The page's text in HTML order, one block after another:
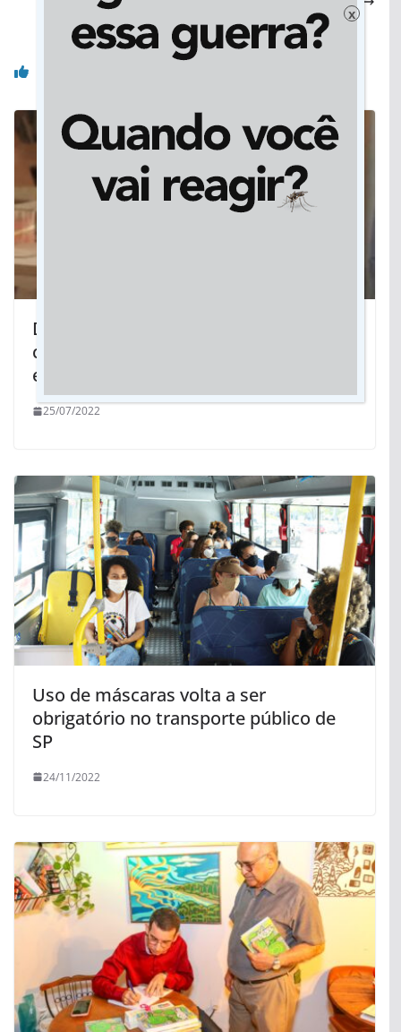
influenza e foco são idosos e crianças
Você pode gostar também
Deputada Mara quer volta da antiga
carga horária de servidores militares
estaduais
25/07/2022
Uso de máscaras volta a ser
obrigatório no transporte público de
SP
24/11/2022
x